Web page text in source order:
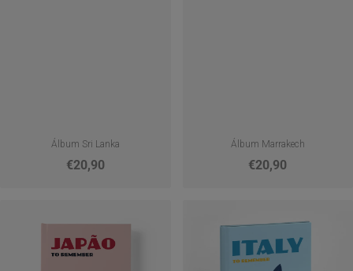
Álbum Sri Lanka
€20,90
Álbum Marrakech
€20,90